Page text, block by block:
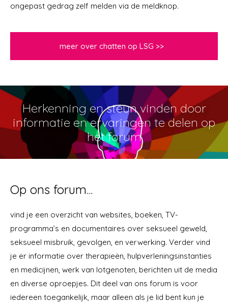
ongepast gedrag zelf melden via de meldknop.
meer over chatten op LSG >>
Herkenning en steun vinden door
informatie en ervaringen te delen op
het forum
Op ons forum...
vind je een overzicht van websites, boeken, TV-
programma’s en documentaires over seksueel geweld,
seksueel misbruik, gevolgen, en verwerking. Verder vind
je er informatie over therapieën, hulpverleningsinstanties
en medicijnen, werk van lotgenoten, berichten uit de media
en diverse oproepjes. Dit deel van ons forum is voor
iedereen toegankelijk, maar alleen als je lid bent kun je